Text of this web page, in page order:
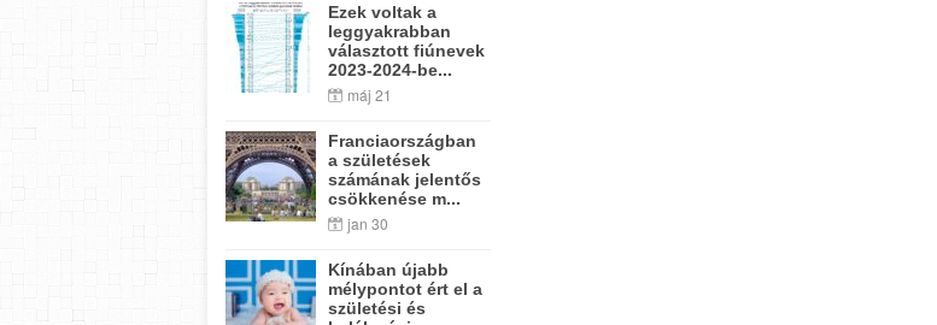
Ezek voltak a
leggyakrabban
választott fiúnevek
2023-2024-be...
máj 21
Franciaországban
a születések
számának jelentős
csökkenése m...
jan 30
Kínában újabb
mélypontot ért el a
születési és